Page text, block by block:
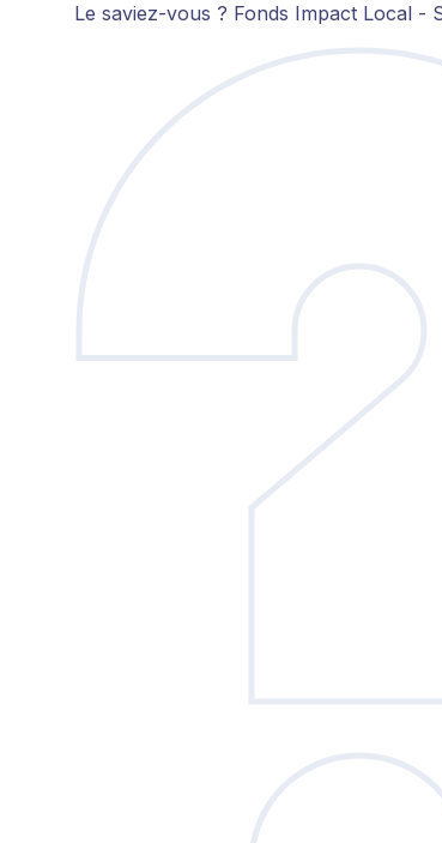
Le saviez-vous ? Fonds Impact Local -